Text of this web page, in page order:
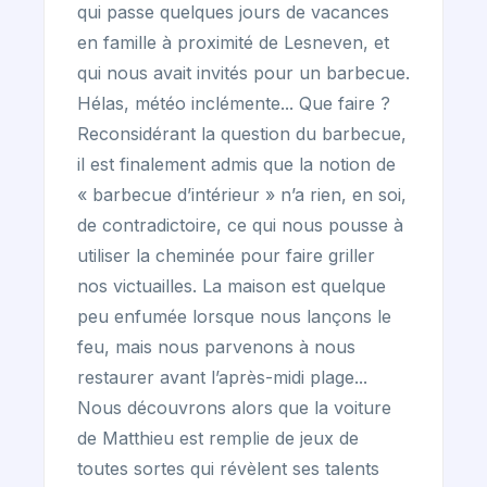
qui passe quelques jours de vacances
en famille à proximité de Lesneven, et
qui nous avait invités pour un barbecue.
Hélas, météo inclémente... Que faire ?
Reconsidérant la question du barbecue,
il est finalement admis que la notion de
« barbecue d’intérieur » n’a rien, en soi,
de contradictoire, ce qui nous pousse à
utiliser la cheminée pour faire griller
nos victuailles. La maison est quelque
peu enfumée lorsque nous lançons le
feu, mais nous parvenons à nous
restaurer avant l’après-midi plage...
Nous découvrons alors que la voiture
de Matthieu est remplie de jeux de
toutes sortes qui révèlent ses talents